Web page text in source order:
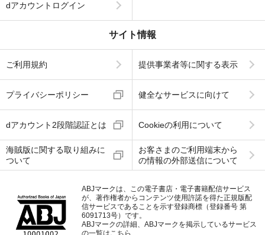
dアカウントログイン
サイト情報
ご利用規約 提供事業者等に関する表示
プライバシーポリシー 健全なサービスに向けて
dアカウント2段階認証とは Cookieの利用について
海賊版に関する取り組みに
ついて
お客さまのご利用端末から
の情報の外部送信について
ABJマークは、この電子書店・電子書籍配信サービス
が、著作権者からコンテンツ使用許諾を得た正規版配
信サービスであることを示す登録商標（登録番号 第
6091713号）です。
ABJマークの詳細、ABJマークを掲示しているサービス